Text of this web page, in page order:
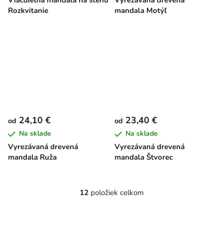
Rozkvitanie
mandala Motýľ
Vyrezávaná drevená
mandala Ruža
od 24,10 €
Na sklade
Vyrezávaná drevená
mandala Štvorec
od 23,40 €
Na sklade
O
12položiek celkom